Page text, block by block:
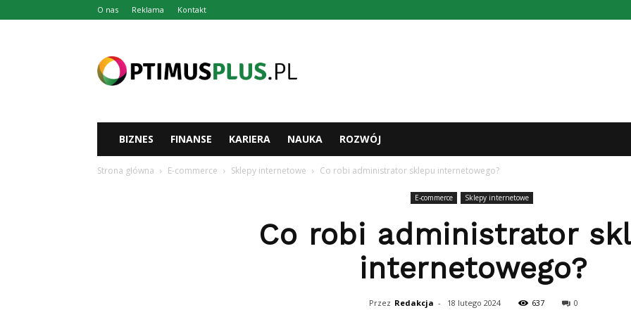
O nas Reklama Kontakt
BIZNES FINANSE KARIERA NAUKA ROZWÓJ
Strona główna E-commerce Sklepy internetowe Co robi administrator sklepu internetowego?
E-commerce Sklepy internetowe
Co robi administrator
internetowego?
Przez Redakcja - 18 lutego 2024 637 0